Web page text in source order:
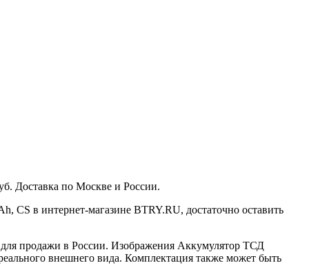
Доставка по Москве и России.
в интернет-магазине BTRY.RU, достаточно оставить
продажи в России. Изображения Аккумулятор ТСД
внешнего вида. Комплектация также может быть